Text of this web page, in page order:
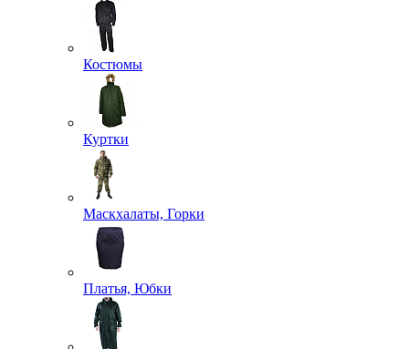
Костюмы
Куртки
Маскхалаты, Горки
Платья, Юбки